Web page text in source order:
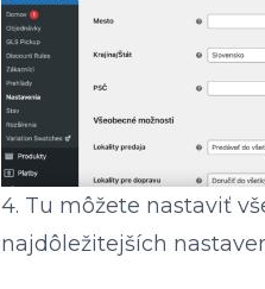
4. Tu môžete nastaviť
najdôležitejších